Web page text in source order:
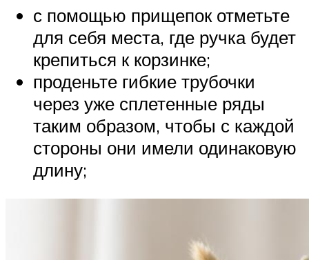
с помощью прищепок отметьте
для себя места, где ручка будет
крепиться к корзинке;
проденьте гибкие трубочки
через уже сплетенные ряды
таким образом, чтобы с каждой
стороны они имели одинаковую
длину;